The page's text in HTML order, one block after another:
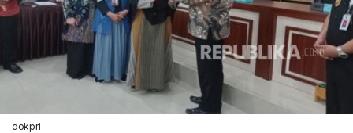
dokpri